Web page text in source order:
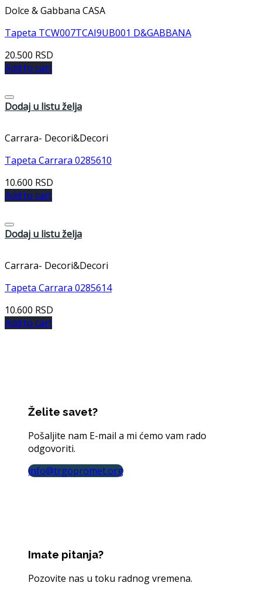
Dolce & Gabbana CASA
Tapeta TCW007TCAI9UB001 D&GABBANA
20.500 RSD
Add to cart
Dodaj u listu želja
Carrara- Decori&Decori
Tapeta Carrara 0285610
10.600 RSD
Add to cart
Dodaj u listu želja
Carrara- Decori&Decori
Tapeta Carrara 0285614
10.600 RSD
Add to cart
Želite savet?
Pošaljite nam E-mail a mi ćemo vam rado
odgovoriti.
info@trgopromet.org
Imate pitanja?
Pozovite nas u toku radnog vremena.